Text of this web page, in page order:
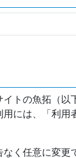
イトの魚拓（
には、「利
く任意に変更